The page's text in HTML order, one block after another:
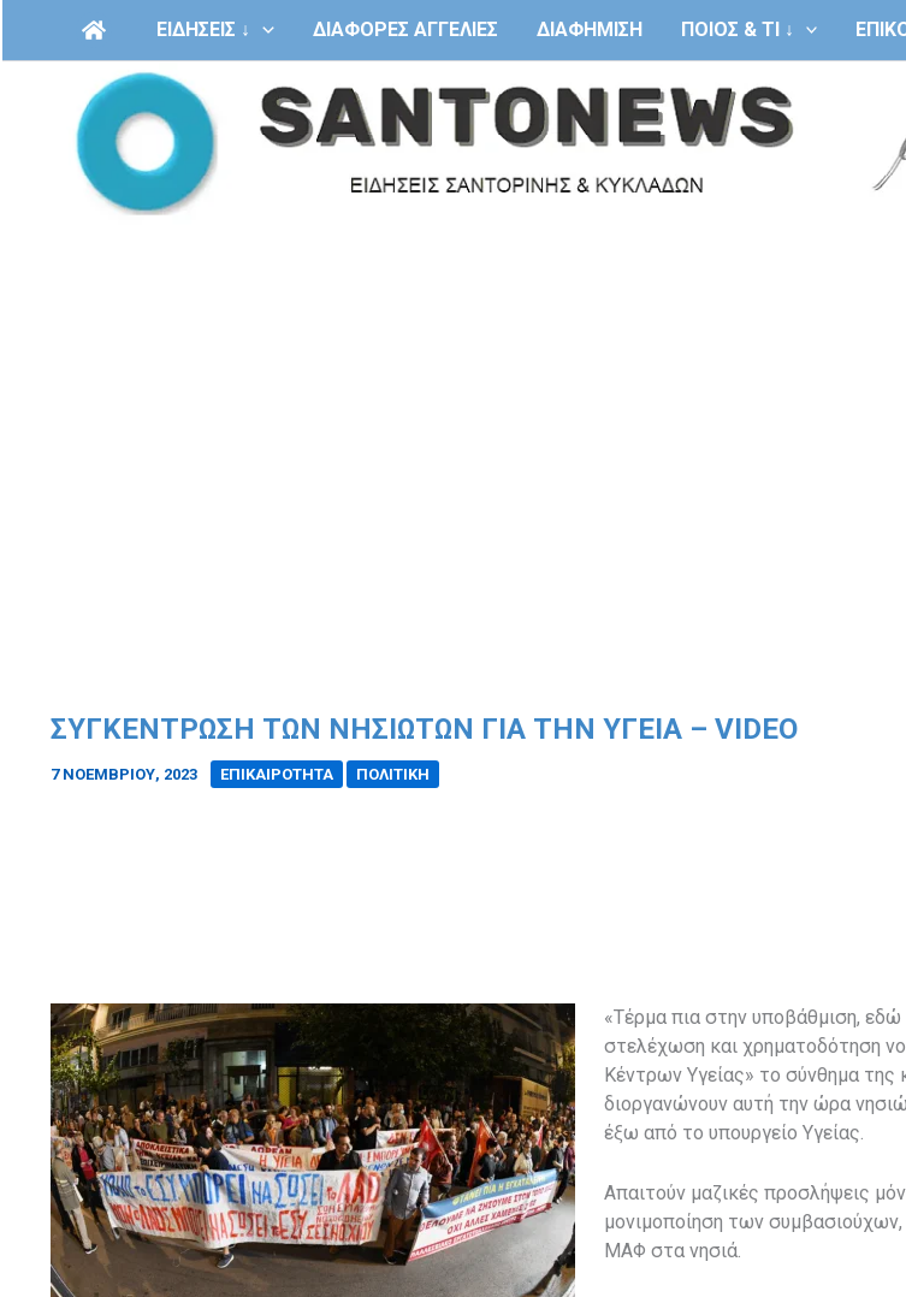
ΕΙΔΗΣΕΙΣ ↓ ΔΙΑΦΟΡΕΣ ΑΓΓΕΛΙΕΣ ΔΙΑΦΗΜΙΣΗ ΠΟΙΟΣ & ΤΙ ↓
ΣΥΓΚΈΝΤΡΩΣΗ ΤΩΝ ΝΗΣΙΩΤΏΝ ΓΙΑ ΤΗΝ ΥΓΕΊΑ – VIDEO
7 ΝΟΕΜΒΡΊΟΥ, 2023 ΕΠΙΚΑΙΡΟΤΗΤΑ ΠΟΛΙΤΙΚΗ
«Τέρμα πια στην υποβάθμιση,
στελέχωση και χρηματοδότηση
Κέντρων Υγείας» το σύνθημα της
διοργανώνουν αυτή την ώρα
έξω από το υπουργείο Υγείας.
Απαιτούν μαζικές προσλήψεις
μονιμοποίηση των
ΜΑΦ στα νησιά.